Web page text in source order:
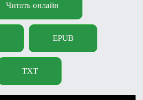
Читать онлайн
EPUB
TXT